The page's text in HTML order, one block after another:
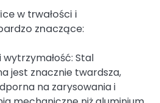
w trwałości i
znaczące:
wytrzymałość: Stal
jest znacznie twardsza,
na zarysowania i